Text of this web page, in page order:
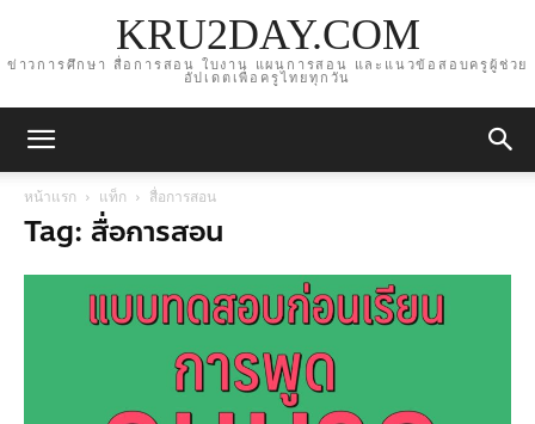
KRU2DAY.COM
ข่าวการศึกษา สื่อการสอน ใบงาน แผนการสอน และแนวข้อสอบครูผู้ช่วย
อัปเดตเพื่อครูไทยทุกวัน
หน้าแรก แท็ก สื่อการสอน
Tag: สื่อการสอน